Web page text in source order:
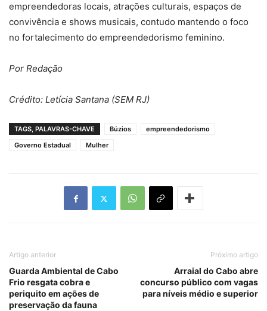
empreendedoras locais, atrações culturais, espaços de
convivência e shows musicais, contudo mantendo o foco
no fortalecimento do empreendedorismo feminino.
Por Redação
Crédito: Letícia Santana (SEM RJ)
TAGS, PALAVRAS-CHAVE Búzios
empreendedorismo
Governo Estadual
Mulher
Artigo anterior
Guarda Ambiental de Cabo
Frio resgata cobra e
periquito em ações de
preservação da fauna
Próximo artigo
Arraial do Cabo abre
concurso público com vagas
para níveis médio e superior